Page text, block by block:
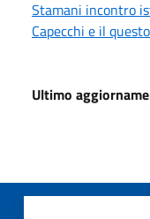
Stamani incontro
Capecchi e il
Ultimo